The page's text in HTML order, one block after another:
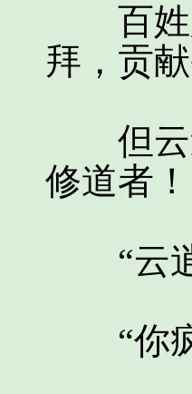
百姓
拜，贡献
但云
修道者！
“云逍
“你疯